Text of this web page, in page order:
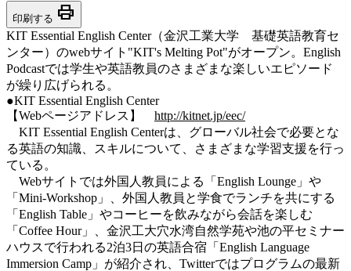
印刷する print
KIT Essential English Center（金沢工業大学 基礎英語教育セ
ンター）のwebサイト"KIT's Melting Pot"がオープン。English
Podcastでは学生や英語教員のさまざまな楽しいエピソード
が繰り広げられる。
●KIT Essential English Center
【Webページアドレス】 http://kitnet.jp/eec/
KIT Essential English Centerは、グローバル社会で必要とな
る英語の知識、スキルについて、さまざまな学習支援を行っ
ている。
Webサイトでは外国人教員による「English Lounge」や
「Mini-Workshop」、外国人教員と学食でランチを共にする
「English Table」やコーヒーを飲みながら会話を楽しむ
「Coffee Hour」、金沢工大穴水湾自然学苑や池の平セミナー
ハウスで行われる2泊3日の英語合宿「English Language
Immersion Camp」が紹介され、Twitterではプログラムの最新